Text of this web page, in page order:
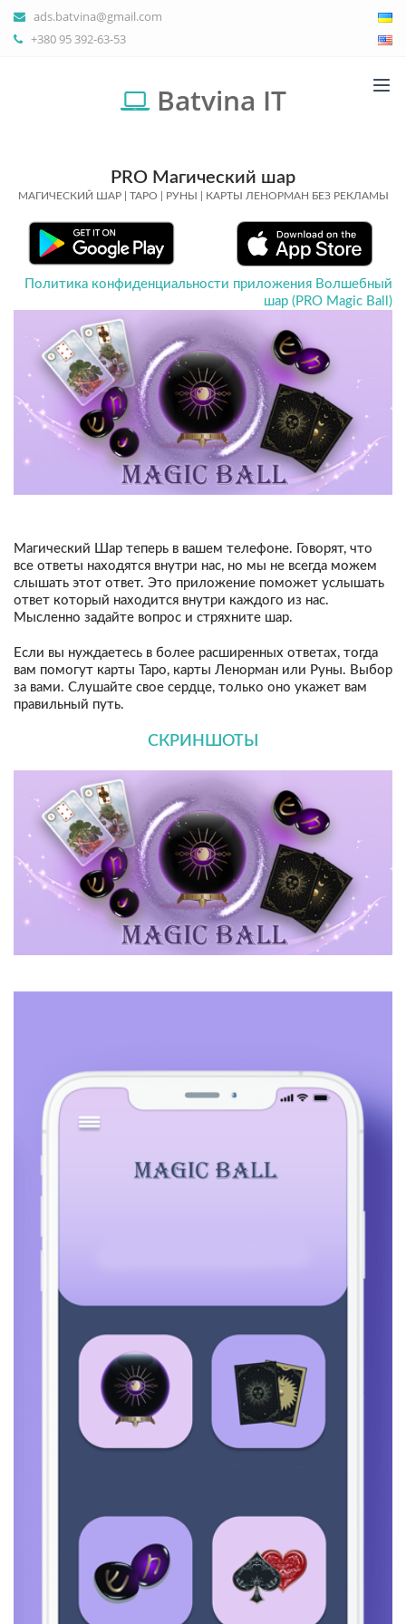
ads.batvina@gmail.com
+380 95 392-63-53
Batvina IT
PRO Магический шар
МАГИЧЕСКИЙ ШАР | ТАРО | РУНЫ | КАРТЫ ЛЕНОРМАН БЕЗ РЕКЛАМЫ
Политика конфиденциальности приложения Волшебный
шар (PRO Magic Ball)
Магический Шар теперь в вашем телефоне. Говорят, что
все ответы находятся внутри нас, но мы не всегда можем
слышать этот ответ. Это приложение поможет услышать
ответ который находится внутри каждого из нас.
Мысленно задайте вопрос и стряхните шар.
Если вы нуждаетесь в более расширенных ответах, тогда
вам помогут карты Таро, карты Ленорман или Руны. Выбор
за вами. Слушайте свое сердце, только оно укажет вам
правильный путь.
СКРИНШОТЫ